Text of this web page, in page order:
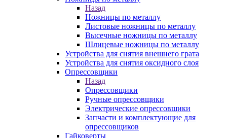
Назад
Ножницы по металлу
Листовые ножницы по металлу
Высечные ножницы по металлу
Шлицевые ножницы по металлу
Устройства для снятия внешнего грата
Устройства для снятия оксидного слоя
Опрессовщики
Назад
Опрессовщики
Ручные опрессовщики
Электрические опрессовщики
Запчасти и комплектующие для
опрессовщиков
Гайковерты